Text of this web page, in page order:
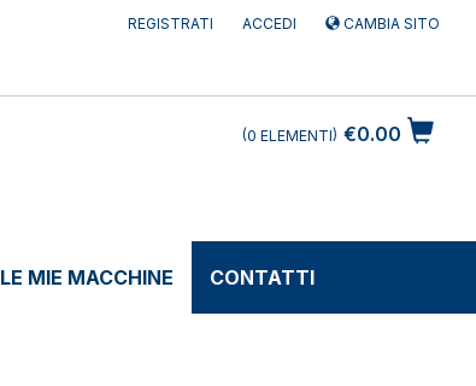
REGISTRATI ACCEDI CAMBIA SITO
€0.00
0 ELEMENTI
LE MIE MACCHINE CONTATTI